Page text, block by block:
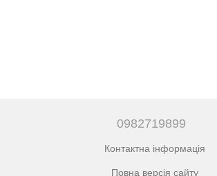
0982719899
Контактна інформація
Повна версія сайту